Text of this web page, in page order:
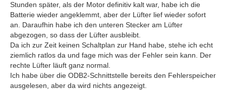
Stunden später, als der Motor definitiv kalt war, habe ich die
Batterie wieder angeklemmt, aber der Lüfter lief wieder sofort
an. Daraufhin habe ich den unteren Stecker am Lüfter
abgezogen, so dass der Lüfter ausbleibt.
Da ich zur Zeit keinen Schaltplan zur Hand habe, stehe ich echt
ziemlich ratlos da und fage mich was der Fehler sein kann. Der
rechte Lüfter läuft ganz normal.
Ich habe über die ODB2-Schnittstelle bereits den Fehlerspeicher
ausgelesen, aber da wird nichts angezeigt.